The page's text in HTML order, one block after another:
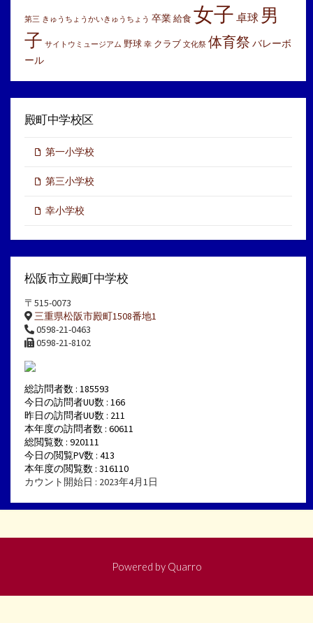
第三 きゅうちょうかいきゅうちょう 卒業 給食 女子 卓球 男
子 サイトウミュージアム 野球 幸 クラブ 文化祭 体育祭 バレーボ
ール
殿町中学校区
第一小学校
第三小学校
幸小学校
松阪市立殿町中学校
〒515-0073
三重県松阪市殿町1508番地1
0598-21-0463
0598-21-8102
総訪問者数 : 185593
今日の訪問者UU数 : 166
昨日の訪問者UU数 : 211
本年度の訪問者数 : 60611
総閲覧数 : 920111
今日の閲覧PV数 : 413
本年度の閲覧数 : 316110
カウント開始日 : 2023年4月1日
Powered by Quarro